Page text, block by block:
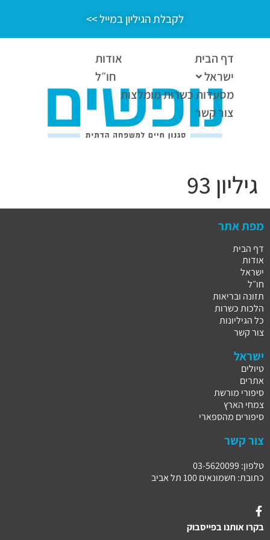
לקבלת הגיליון במייל >>
דף הבית
אודות
ישראל
חו״ל
מסעדות כשרות מומלצות
צור קשר
גיליון 93
מפת אתר
דף הבית
אודות
ישראל
חו״ל
תזונה ובריאות
הלכות כשרות
כל הגיליונות
צור קשר
ישראל
טיולים
אתרים
סיפורי מורשת
צמחי הארץ
סיפורים מהספארי
צור קשר
טלפון: 03-5620099
כתובת: חשמונאים 100 תל אביב
בקרו אותנו בפייסבוק